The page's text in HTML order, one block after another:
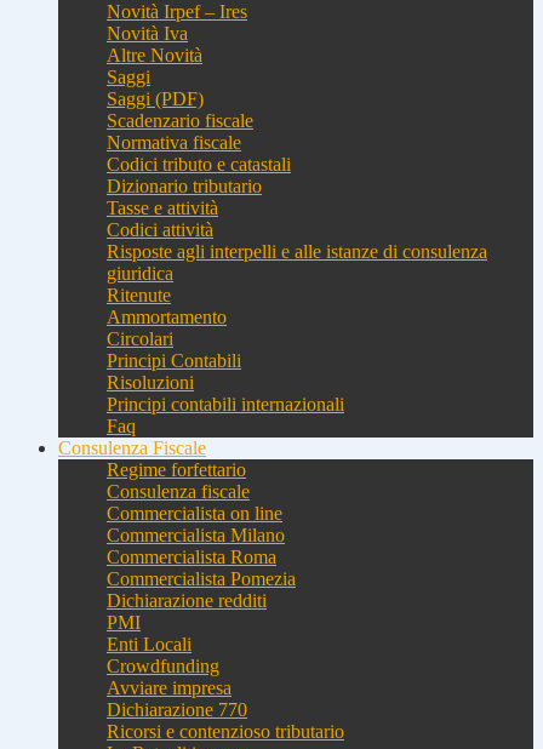
Novità Irpef – Ires
Novità Iva
Altre Novità
Saggi
Saggi (PDF)
Scadenzario fiscale
Normativa fiscale
Codici tributo e catastali
Dizionario tributario
Tasse e attività
Codici attività
Risposte agli interpelli e alle istanze di consulenza
giuridica
Ritenute
Ammortamento
Circolari
Principi Contabili
Risoluzioni
Principi contabili internazionali
Faq
Consulenza Fiscale
Regime forfettario
Consulenza fiscale
Commercialista on line
Commercialista Milano
Commercialista Roma
Commercialista Pomezia
Dichiarazione redditi
PMI
Enti Locali
Crowdfunding
Avviare impresa
Dichiarazione 770
Ricorsi e contenzioso tributario